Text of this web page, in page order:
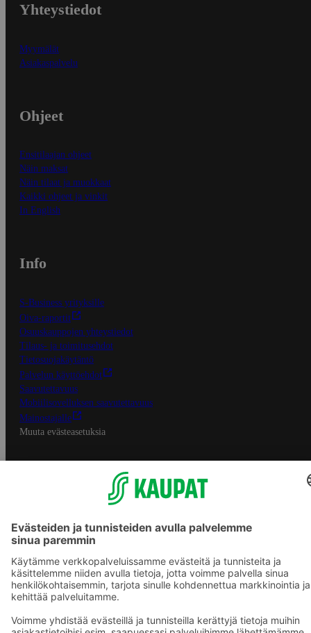
Yhteystiedot
Myymälät
Asiakaspalvelu
Ohjeet
Ensitilaajan ohjeet
Näin maksat
Näin tilaat ja muokkaat
Kaikki ohjeet ja vinkit
In English
Info
S-Business yrityksille
Oiva-raportit
Osuuskauppojen yhteystiedot
Tilaus- ja toimitusehdot
Tietosuojakäytäntö
Palvelun käyttöehdot
Saavutettavuus
Mobiilisovelluksen saavutettavuus
Mainostajalle
Muuta evästeasetuksia
S-ryhmän palvelut
S-ryhmä
Asiakasomistajuus
Yhteishyvä Ruoka -sovellus
S-ostoslista -sovellus
Prisma.fi
Sokos.fi
S-Pankki